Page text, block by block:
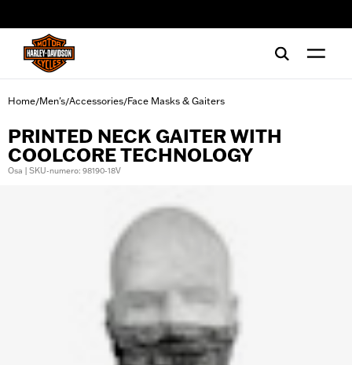
Home/Men's/Accessories/Face Masks & Gaiters
PRINTED NECK GAITER WITH
COOLCORE TECHNOLOGY
Osa | SKU-numero: 98190-18V